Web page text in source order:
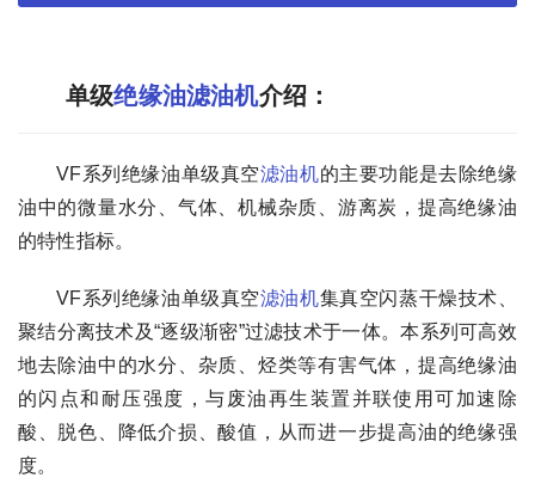
单级绝缘油滤油机介绍：
VF系列绝缘油单级真空滤油机的主要功能是去除绝缘
油中的微量水分、气体、机械杂质、游离炭，提高绝缘油
的特性指标。
VF系列绝缘油单级真空滤油机集真空闪蒸干燥技术、
聚结分离技术及“逐级渐密”过滤技术于一体。本系列可高效
地去除油中的水分、杂质、烃类等有害气体，提高绝缘油
的闪点和耐压强度，与废油再生装置并联使用可加速除
酸、脱色、降低介损、酸值，从而进一步提高油的绝缘强
度。